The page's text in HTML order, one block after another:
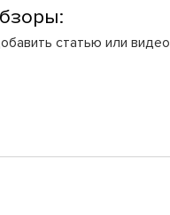
статью или видео